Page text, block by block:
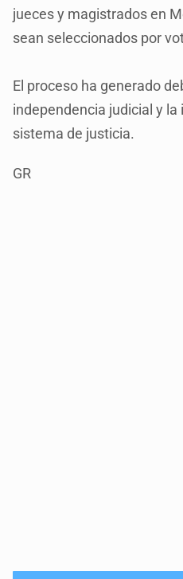
jueces y magistrados en
sean seleccionados por
El proceso ha generado
independencia judicial y la
sistema de justicia.
GR